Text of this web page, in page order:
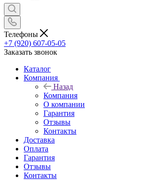
Телефоны
+7 (920) 607-05-05
Заказать звонок
Каталог
Компания
Назад
Компания
О компании
Гарантия
Отзывы
Контакты
Доставка
Оплата
Гарантия
Отзывы
Контакты